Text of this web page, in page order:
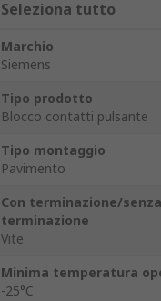
Seleziona tutto
Marchio
Siemens
Tipo prodotto
Blocco contatti pulsante
Tipo montaggio
Pavimento
Con terminazione/senza
terminazione
Vite
Minima temperatura
-25°C